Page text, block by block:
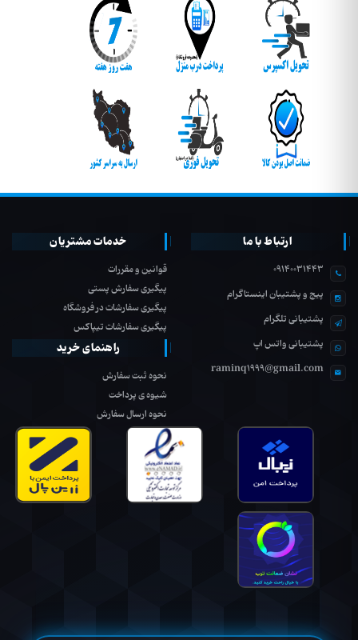
ارتباط با ما
09140031443
پیج و پشتیبان اینستاگرام
پشتیبانی تلگرام
پشتیبانی واتس اپ
raminq1999@gmail.com
خدمات مشتریان
قوانین و مقررات
پیگیری سفارش پستی
پیگیری سفارشات در فروشگاه
پیگیری سفارشات تیپاکس
راهنمای خرید
نحوه ثبت سفارش
شیوه ی پرداخت
نحوه ارسال سفارش